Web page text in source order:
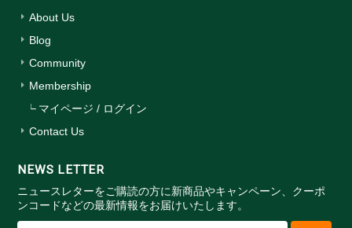
About Us
Blog
Community
Membership
マイページ / ログイン
Contact Us
NEWS LETTER
ニュースレターをご購読の方に新商品やキャンペーン、クーポ
ンコードなどの最新情報をお届けいたします。